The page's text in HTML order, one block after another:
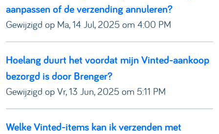
aanpassen of de verzending annuleren?
Gewijzigd op Ma, 14 Jul, 2025 om 4:00 PM
Hoelang duurt het voordat mijn Vinted-aankoop
bezorgd is door Brenger?
Gewijzigd op Vr, 13 Jun, 2025 om 5:11 PM
Welke Vinted-items kan ik verzenden met